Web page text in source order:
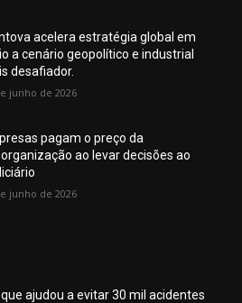
acelera estratégia global em
a cenário geopolítico e industrial
desafiador.
junho de 2026
pagam o preço da
ao levar decisões ao
junho de 2026
que ajudou a evitar 30 mil acidentes